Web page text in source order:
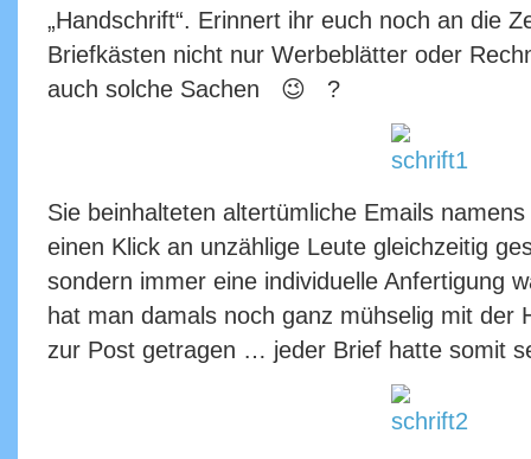
„Handschrift“. Erinnert ihr euch noch an die
Briefkästen nicht nur Werbeblätter oder
auch solche Sachen 😉 ?
Sie beinhalteten altertümliche Emails
einen Klick an unzählige Leute gleichzeitig
sondern immer eine individuelle Anfertigung
hat man damals noch ganz mühselig mit der
zur Post getragen … jeder Brief hatte somit